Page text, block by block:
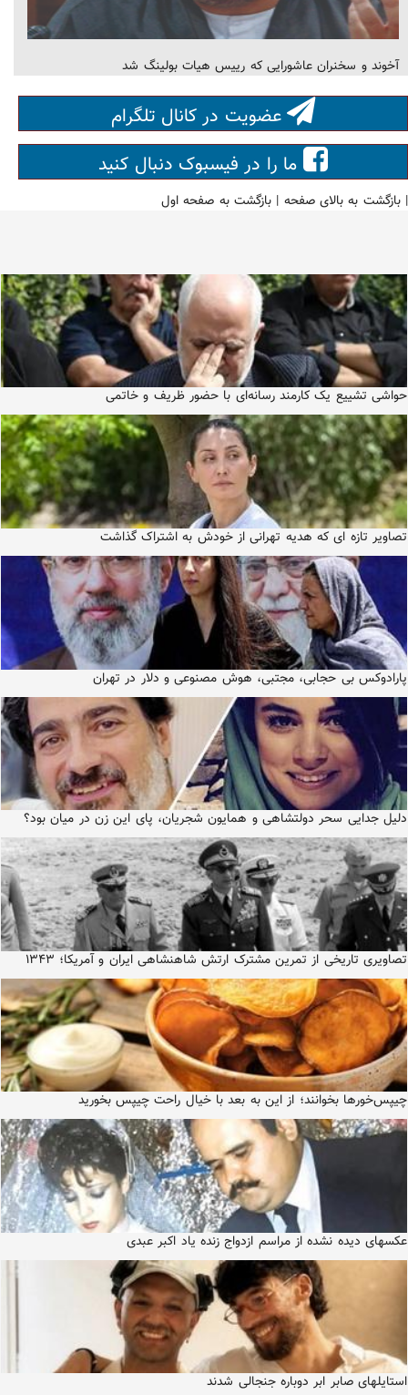
آخوند و سخنران عاشورایی که رییس هیات بولینگ شد
عضویت در کانال تلگرام
ما را در فیسبوک دنبال کنید
|بازگشت به بالای صفحه |بازگشت به صفحه اول
حواشی تشییع یک کارمند رسانه‌ای با حضور ظریف و خاتمی
تصاویر تازه ای که هدیه تهرانی از خودش به اشتراک گذاشت
پارادوکس بی حجابی، مجتبی، هوش مصنوعی و دلار در تهران
دلیل جدایی سحر دولتشاهی و همایون شجریان، پای این زن در میان بود؟
تصاویری تاریخی از تمرین مشترک ارتش شاهنشاهی ایران و آمریکا؛ ۱۳۴۳
چیپس‌خورها بخوانند؛ از این به بعد با خیال راحت چیپس بخورید
عکسهای دیده نشده از مراسم ازدواج زنده یاد اکبر عبدی
استایلهای صابر ابر دوباره جنجالی شدند